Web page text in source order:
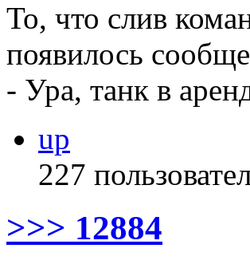
То, что слив
появилось
- Ура, танк в
up
227
>>> 12884